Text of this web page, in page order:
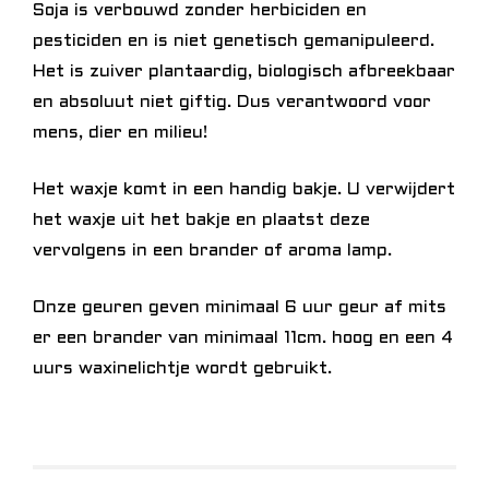
Soja is verbouwd zonder herbiciden en
pesticiden en is niet genetisch gemanipuleerd.
Het is zuiver plantaardig, biologisch afbreekbaar
en absoluut niet giftig. Dus verantwoord voor
mens, dier en milieu!
Het waxje komt in een handig bakje. U verwijdert
het waxje uit het bakje en plaatst deze
vervolgens in een brander of aroma lamp.
Onze geuren geven minimaal 6 uur geur af mits
er een brander van minimaal 11cm. hoog en een 4
uurs waxinelichtje wordt gebruikt.